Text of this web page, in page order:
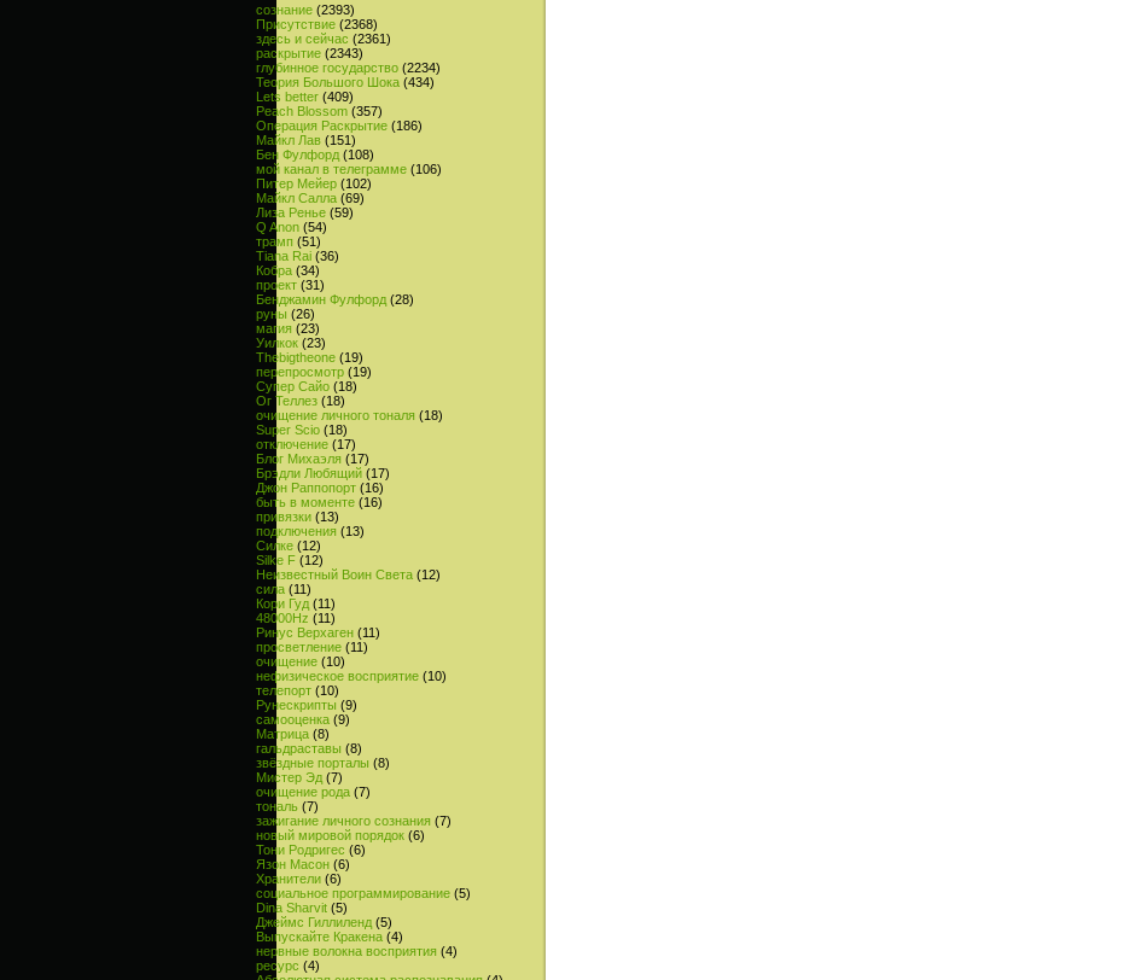
сознание (2393)
Присутствие (2368)
здесь и сейчас (2361)
раскрытие (2343)
глубинное государство (2234)
Теория Большого Шока (434)
Lets better (409)
Peach Blossom (357)
Операция Раскрытие (186)
Майкл Лав (151)
Бен Фулфорд (108)
мой канал в телеграмме (106)
Питер Мейер (102)
Майкл Салла (69)
Лиза Ренье (59)
Q Anon (54)
трамп (51)
Tiana Rai (36)
Кобра (34)
проект (31)
Бенджамин Фулфорд (28)
руны (26)
магия (23)
Уилкок (23)
Thebigtheone (19)
перепросмотр (19)
Супер Сайо (18)
Ог Теллез (18)
очищение личного тоналя (18)
Super Scio (18)
отключение (17)
Блог Михаэля (17)
Брэдли Любящий (17)
Джон Раппопорт (16)
быть в моменте (16)
привязки (13)
подключения (13)
Силке (12)
Silke F (12)
Неизвестный Воин Света (12)
сила (11)
Кори Гуд (11)
48000Hz (11)
Ринус Верхаген (11)
просветление (11)
очищение (10)
нефизическое восприятие (10)
телепорт (10)
Рунескрипты (9)
самооценка (9)
Матрица (8)
гальдраставы (8)
звёздные порталы (8)
Мистер Эд (7)
очищение рода (7)
тональ (7)
зажигание личного сознания (7)
новый мировой порядок (6)
Тони Родригес (6)
Язон Масон (6)
Хранители (6)
социальное программирование (5)
Dina Sharvit (5)
Джеймс Гиллиленд (5)
Выпускайте Кракена (4)
нервные волокна восприятия (4)
ресурс (4)